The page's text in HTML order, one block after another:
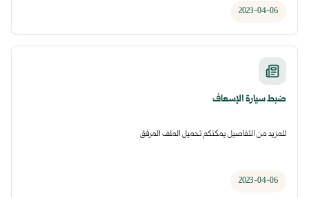
2023-04-06
ضبط سيارة الإسعاف
للمزيد من التفاصيل يمكنكم تحميل الملف المرفق
2023-04-06